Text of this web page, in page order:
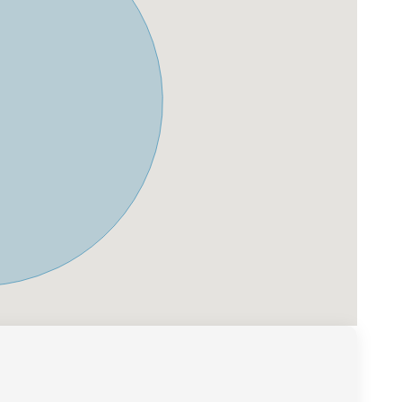
kommunalen Einrichtungen gibt es eine
Burkhardsfelden und ein starkes Engagement
auch wenn der Durchgangsverkehr teilweise eine
und Modernisierung ausgelegt: Der geplante
Verbesserung des Verkehrsnetzes zeigen, dass der